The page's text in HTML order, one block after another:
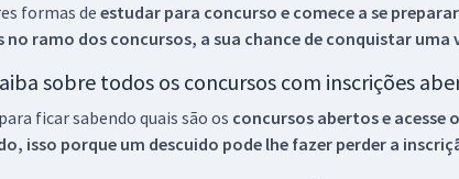
formas deestudar para concurso e comece a se
no ramo dos concursos, a sua chance de conquistar uma
sobre todos os concursos com inscrições
ficar sabendo quais são os concursos abertos e
isso porque um descuido pode lhe fazer perder a